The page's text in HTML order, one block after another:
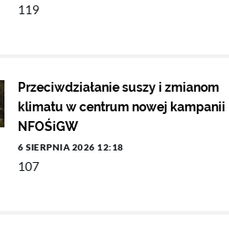
119
Przeciwdziałanie suszy i zmianom
klimatu w centrum nowej kampanii
NFOŚiGW
6 SIERPNIA 2026 12:18
107